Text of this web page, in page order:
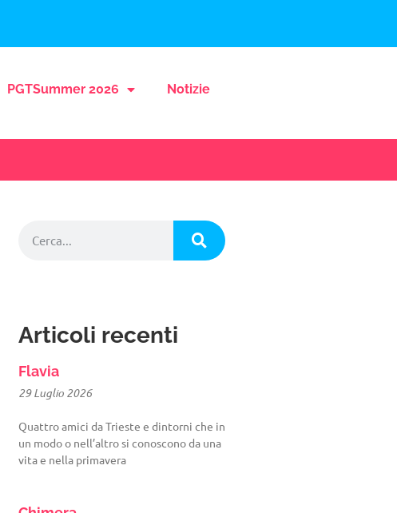
PGTSummer 2026 Notizie
Articoli recenti
Flavia
29 Luglio 2026
Quattro amici da Trieste e dintorni che in
un modo o nell’altro si conoscono da una
vita e nella primavera